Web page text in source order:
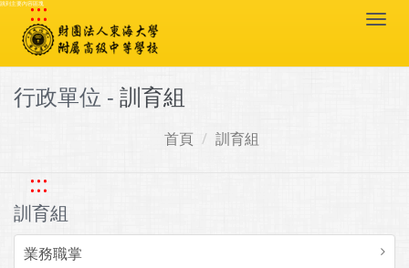
跳到主要內容區塊
:::
行政單位 - 訓育組
首頁 訓育組
:::
訓育組
業務職掌